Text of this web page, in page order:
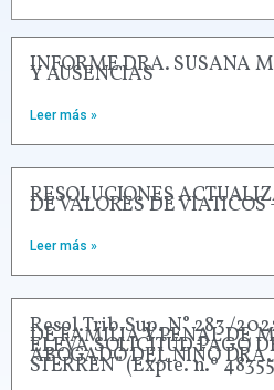
INFORME DRA. SUSANA
Y AUSENCIAS
Leer más »
RESOLUCIONES
DE VALORES DE
Leer más »
Resol.Trib.Sup. N° 283 /
DE FAMILIA Y PENAL DE
ELEVA SOLICITUD PAGO
ABOGADO DEL NIÑO
STERREN” (Expte. n.º